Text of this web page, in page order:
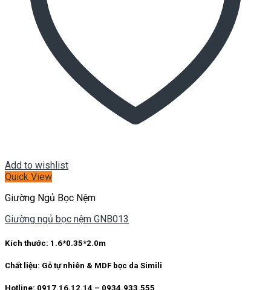
Add to wishlist
Quick View
Giường Ngủ Bọc Nệm
Giường ngủ bọc nệm GNB013
Kích thước: 1.6*0.35*2.0m
Chất liệu: Gỗ tự nhiên & MDF bọc da Simili
Hotline: 0917.16.12.14 – 0934.933.555